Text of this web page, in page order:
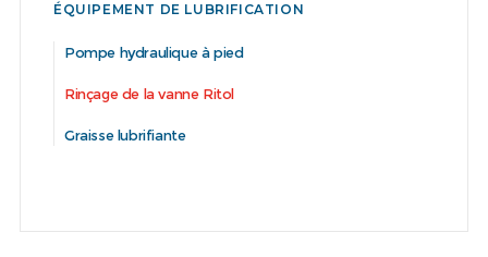
ÉQUIPEMENT DE LUBRIFICATION
Pompe hydraulique à pied
Rinçage de la vanne Ritol
Graisse lubrifiante